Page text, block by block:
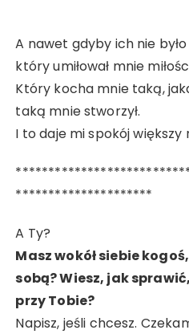
A nawet gdyby ich nie
który umiłował mnie
Który kocha mnie taką,
taką mnie stworzył.
I to daje mi spokój większy
*********************
A Ty?
Masz wokół siebie
sobą? Wiesz, jak
przy Tobie?
Napisz, jeśli chcesz.